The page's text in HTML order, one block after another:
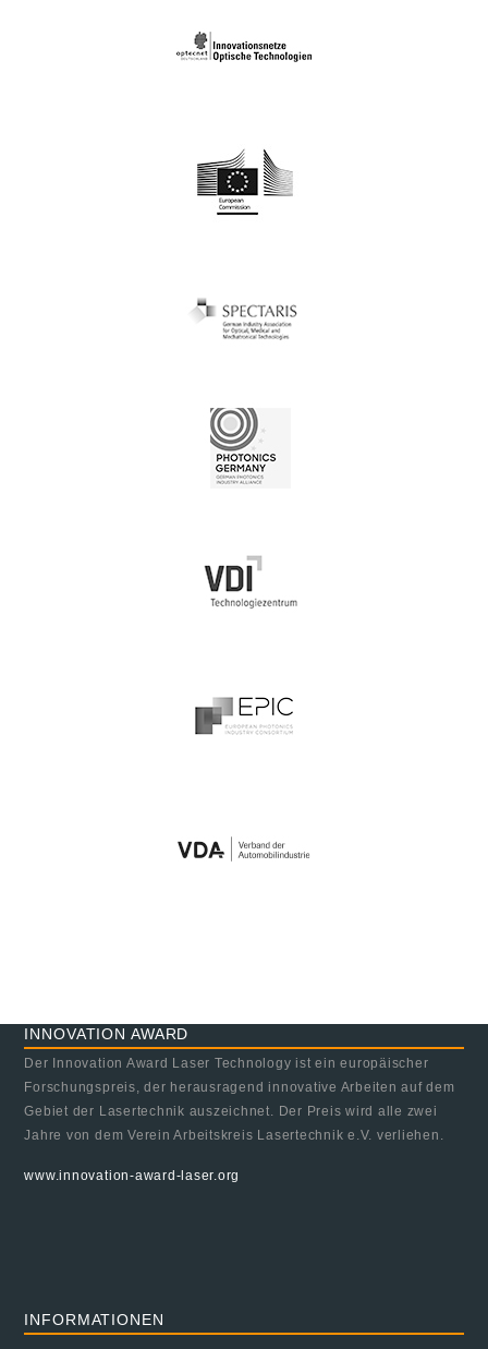
INNOVATION AWARD
Der Innovation Award Laser Technology ist ein europäischer
Forschungspreis, der herausragend innovative Arbeiten auf dem
Gebiet der Lasertechnik auszeichnet. Der Preis wird alle zwei
Jahre von dem Verein Arbeitskreis Lasertechnik e.V. verliehen.
www.innovation-award-laser.org
INFORMATIONEN